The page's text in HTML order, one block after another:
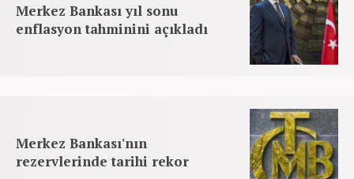
Merkez Bankası yıl sonu
enflasyon tahminini açıkladı
Merkez Bankası'nın
rezervlerinde tarihi rekor